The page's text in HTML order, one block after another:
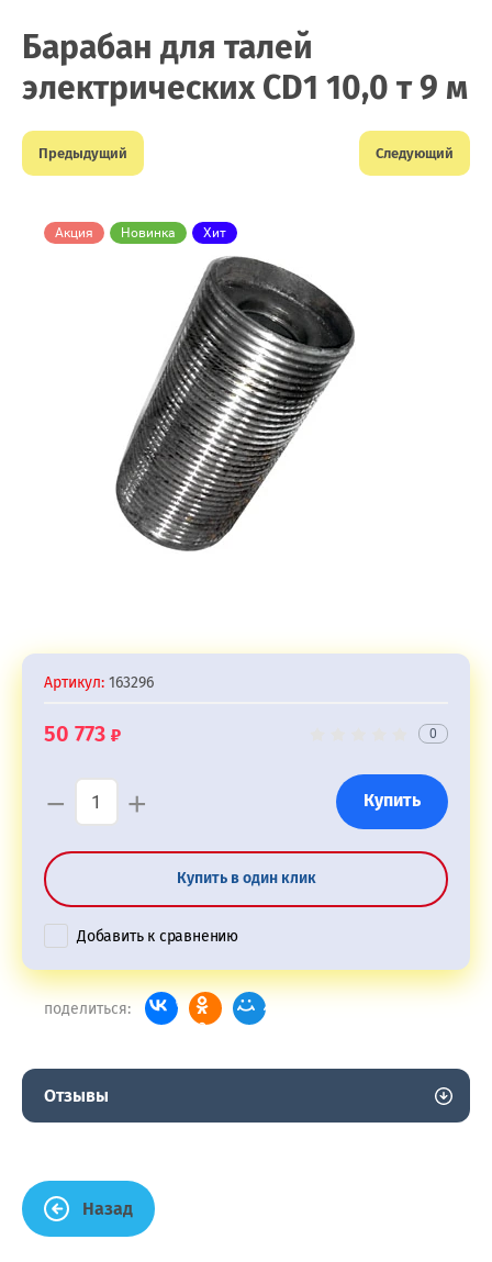
Барабан для талей
электрических CD1 10,0 т 9 м
Предыдущий Следующий
Акция Новинка Хит
Артикул: 163296
50 773 0
− + Купить
Купить в один клик
Добавить к сравнению
поделиться:
Отзывы
Назад